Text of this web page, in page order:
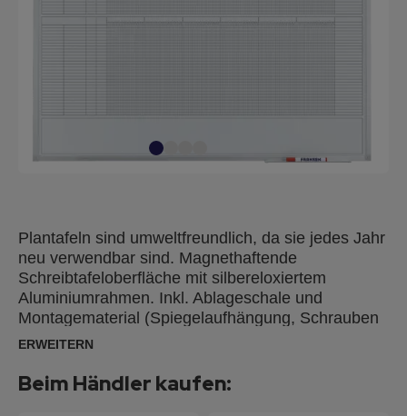
Plantafeln sind umweltfreundlich, da sie jedes Jahr
neu verwendbar sind. Magnethaftende
Schreibtafeloberfläche mit silbereloxiertem
Aluminiumrahmen. Inkl. Ablageschale und
Montagematerial (Spiegelaufhängung, Schrauben
und Dübel). Jahresplanung über 12 Monate mit 30
mm, Indexfeld: 171 x 10 mm, Größe (B x H): 120 x
ERWEITERN
Beim Händler kaufen: